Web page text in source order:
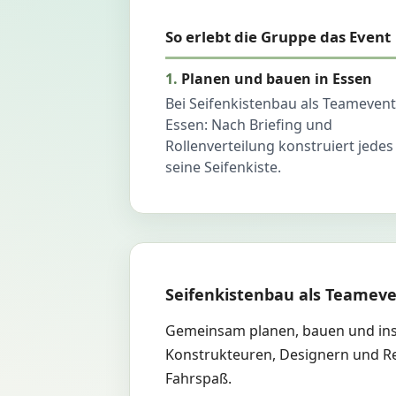
So erlebt die Gruppe das Event
Planen und bauen in Essen
Bei Seifenkistenbau als
Essen: Nach Briefing und
Rollenverteilung konstruiert jedes
seine Seifenkiste.
Seifenkistenbau als
Gemeinsam planen, bauen und
Konstrukteuren, Designern und
Fahrspaß.